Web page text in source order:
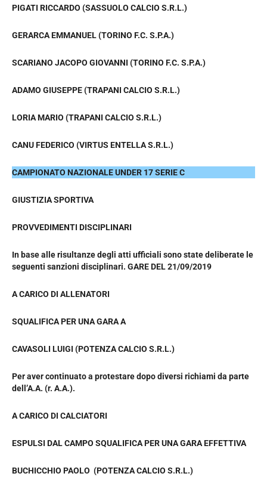
PIGATI RICCARDO (SASSUOLO CALCIO S.R.L.)
GERARCA EMMANUEL (TORINO F.C. S.P.A.)
SCARIANO JACOPO GIOVANNI (TORINO F.C. S.P.A.)
ADAMO GIUSEPPE (TRAPANI CALCIO S.R.L.)
LORIA MARIO (TRAPANI CALCIO S.R.L.)
CANU FEDERICO (VIRTUS ENTELLA S.R.L.)
CAMPIONATO NAZIONALE UNDER 17 SERIE C
GIUSTIZIA SPORTIVA
PROVVEDIMENTI DISCIPLINARI
In base alle risultanze degli atti ufficiali sono state deliberate le
seguenti sanzioni disciplinari. GARE DEL 21/09/2019
A CARICO DI ALLENATORI
SQUALIFICA PER UNA GARA A
CAVASOLI LUIGI (POTENZA CALCIO S.R.L.)
Per aver continuato a protestare dopo diversi richiami da parte
dell’A.A. (r. A.A.).
A CARICO DI CALCIATORI
ESPULSI DAL CAMPO SQUALIFICA PER UNA GARA EFFETTIVA
BUCHICCHIO PAOLO (POTENZA CALCIO S.R.L.)